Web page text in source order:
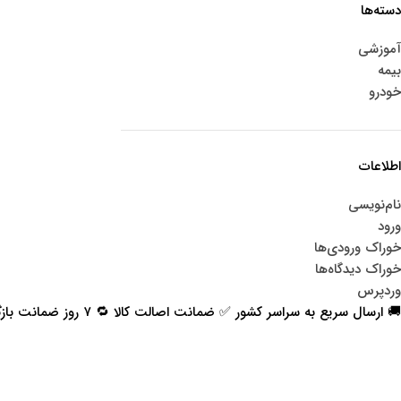
دسته‌ها
آموزشی
بیمه
خودرو
اطلاعات
نام‌نویسی
ورود
خوراک ورودی‌ها
خوراک دیدگاه‌ها
وردپرس
🚚 ارسال سریع به سراسر کشور ✅ ضمانت اصالت کالا 🔁 ۷ روز ضمانت بازگشت 📞 پشتیبانی واقعی